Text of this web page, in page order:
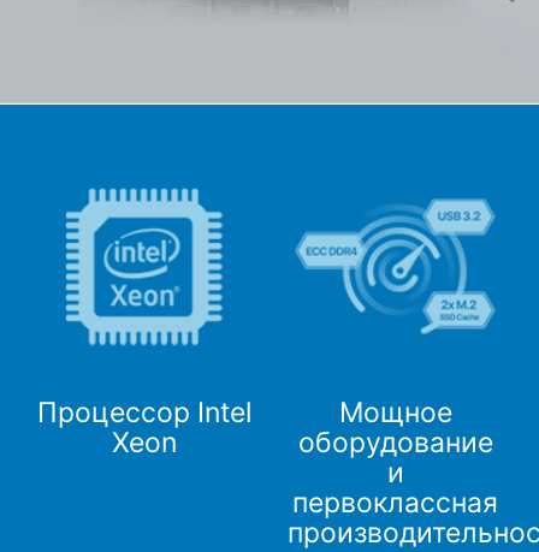
Процессор Intel
Xeon
Мощное
оборудование
и
первоклассная